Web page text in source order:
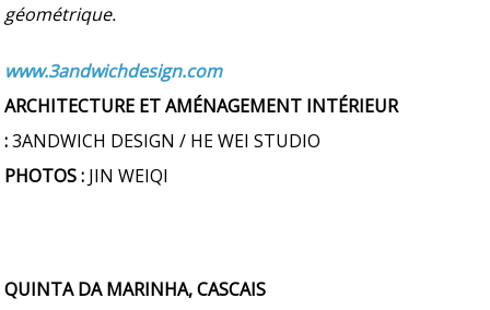
géométrique.
www.3andwichdesign.com
ARCHITECTURE ET AMÉNAGEMENT INTÉRIEUR
:3ANDWICH DESIGN / HE WEI STUDIO
PHOTOS : JIN WEIQI
QUINTA DA MARINHA, CASCAIS